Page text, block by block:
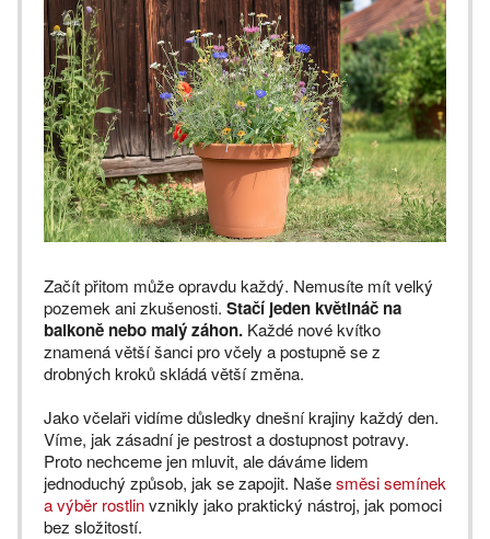
Začít přitom může opravdu každý. Nemusíte mít velký
pozemek ani zkušenosti. Stačí jeden květináč na
balkoně nebo malý záhon. Každé nové kvítko
znamená větší šanci pro včely a postupně se z
drobných kroků skládá větší změna.
Jako včelaři vidíme důsledky dnešní krajiny každý den.
Víme, jak zásadní je pestrost a dostupnost potravy.
Proto nechceme jen mluvit, ale dáváme lidem
jednoduchý způsob, jak se zapojit. Našesměsi semínek
a výběr rostlinvznikly jako praktický nástroj, jak pomoci
bez složitostí.